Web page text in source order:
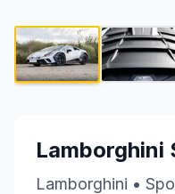
Lamborghini
Lamborghini •